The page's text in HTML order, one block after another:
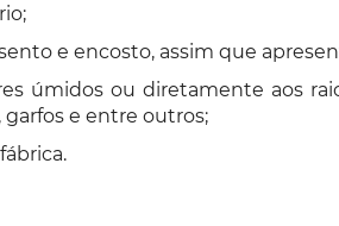
e encosto, assim que
úmidos ou diretamente aos
garfos e entre outros;